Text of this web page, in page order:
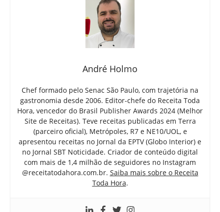
André Holmo
Chef formado pelo Senac São Paulo, com trajetória na
gastronomia desde 2006. Editor-chefe do Receita Toda
Hora, vencedor do Brasil Publisher Awards 2024 (Melhor
Site de Receitas). Teve receitas publicadas em Terra
(parceiro oficial), Metrópoles, R7 e NE10/UOL, e
apresentou receitas no Jornal da EPTV (Globo Interior) e
no Jornal SBT Noticidade. Criador de conteúdo digital
com mais de 1,4 milhão de seguidores no Instagram
@receitatodahora.com.br. Saiba mais sobre o Receita
Toda Hora.